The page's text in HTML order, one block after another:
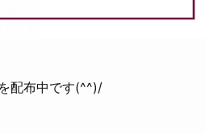
配布中です(^^)/